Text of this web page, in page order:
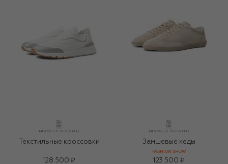
Текстильные кроссовки
128 500 ₽
Замшевые кеды
FASHION SHOW
123 500 ₽